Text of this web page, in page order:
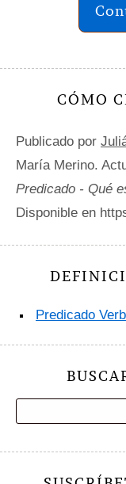
CÓMO
Publicado por
María Merino.
Predicado - Qué
Disponible en
Predicado